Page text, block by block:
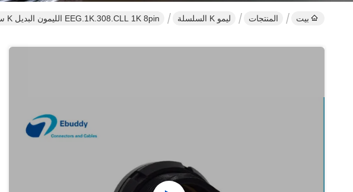
بيت المنتجات ليمو K السلسلة EEG.1K.308.CLL 1K 8pin الليمون البديل K سلسلة التعميم دفع سحب موصلات مع الكروم الأسود